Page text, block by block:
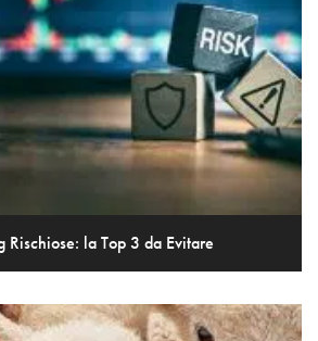
Rischiose: la Top 3 da Evitare